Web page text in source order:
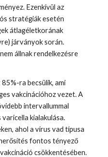
Ezenkívül az
stratégiák esetén
átlagéletkorának
járványok során.
állnak rendelkezésre
ra becsülik, ami
vakcinációhoz vezet. A
intervallummal
kialakulása.
ahol a vírus vad típusa
fontos tényező
csökkentésében.